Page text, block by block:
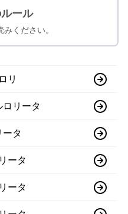
ール
ください。
リ
ロリータ
ータ
ータ
ータ